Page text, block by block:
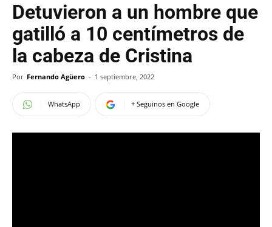
Detuvieron a un hombre que
gatilló a 10 centímetros de
la cabeza de Cristina
Por Fernando Agüero - 1 septiembre, 2022
WhatsApp + Seguinos en Google